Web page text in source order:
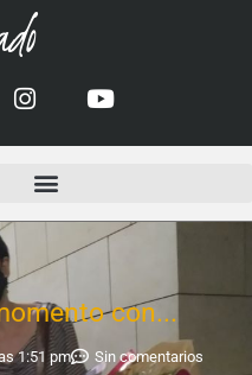
con...
1:51 pm Sin comentarios